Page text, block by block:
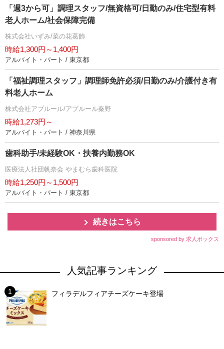
「週3から可」調理スタッフ/無資格可/日勤のみ/住宅型有料
老人ホーム/社会保障完備
株式会社いずみ/菜の花葛飾
時給1,300円～1,400円
アルバイト・パート / 東京都
「福祉調理スタッフ」調理師免許必須/日勤のみ/介護付き有
料老人ホーム
株式会社アプルール/アプルール秦野
時給1,273円～
アルバイト・パート / 神奈川県
歯科助手/未経験OK・扶養内勤務OK
医療法人社団帆奈会 やまむら歯科医院
時給1,250円～1,500円
アルバイト・パート / 東京都
続きはこちら
sponsored by 求人ボックス
人気記事ランキング
フィラデルフィアチーズケーキ登場